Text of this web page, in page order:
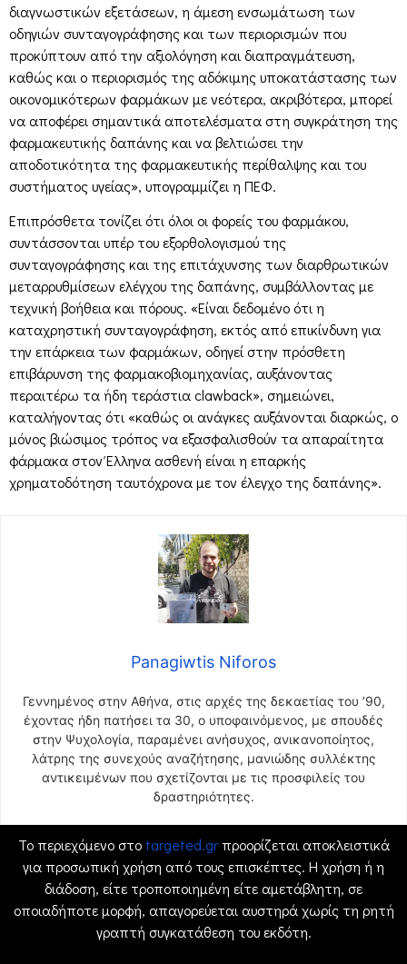
διαγνωστικών εξετάσεων, η άμεση ενσωμάτωση των
οδηγιών συνταγογράφησης και των περιορισμών που
προκύπτουν από την αξιολόγηση και διαπραγμάτευση,
καθώς και ο περιορισμός της αδόκιμης υποκατάστασης των
οικονομικότερων φαρμάκων με νεότερα, ακριβότερα, μπορεί
να αποφέρει σημαντικά αποτελέσματα στη συγκράτηση της
φαρμακευτικής δαπάνης και να βελτιώσει την
αποδοτικότητα της φαρμακευτικής περίθαλψης και του
συστήματος υγείας», υπογραμμίζει η ΠΕΦ.
Επιπρόσθετα τονίζει ότι όλοι οι φορείς του φαρμάκου,
συντάσσονται υπέρ του εξορθολογισμού της
συνταγογράφησης και της επιτάχυνσης των διαρθρωτικών
μεταρρυθμίσεων ελέγχου της δαπάνης, συμβάλλοντας με
τεχνική βοήθεια και πόρους. «Είναι δεδομένο ότι η
καταχρηστική συνταγογράφηση, εκτός από επικίνδυνη για
την επάρκεια των φαρμάκων, οδηγεί στην πρόσθετη
επιβάρυνση της φαρμακοβιομηχανίας, αυξάνοντας
περαιτέρω τα ήδη τεράστια clawback», σημειώνει,
καταλήγοντας ότι «καθώς οι ανάγκες αυξάνονται διαρκώς, ο
μόνος βιώσιμος τρόπος να εξασφαλισθούν τα απαραίτητα
φάρμακα στον Έλληνα ασθενή είναι η επαρκής
χρηματοδότηση ταυτόχρονα με τον έλεγχο της δαπάνης».
Panagiwtis Niforos
Γεννημένος στην Αθήνα, στις αρχές της δεκαετίας του ’90,
έχοντας ήδη πατήσει τα 30, ο υποφαινόμενος, με σπουδές
στην Ψυχολογία, παραμένει ανήσυχος, ανικανοποίητος,
λάτρης της συνεχούς αναζήτησης, μανιώδης συλλέκτης
αντικειμένων που σχετίζονται με τις προσφιλείς του
δραστηριότητες.
Το περιεχόμενο στο targeted.grπροορίζεται αποκλειστικά
για προσωπική χρήση από τους επισκέπτες. Η χρήση ή η
διάδοση, είτε τροποποιημένη είτε αμετάβλητη, σε
οποιαδήποτε μορφή, απαγορεύεται αυστηρά χωρίς τη ρητή
γραπτή συγκατάθεση του εκδότη.